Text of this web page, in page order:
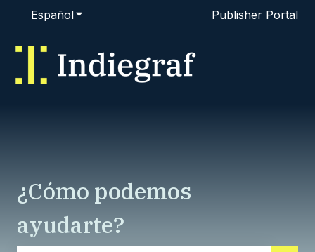
EspañolTraducciones de Mostrar submenú de
Publisher Portal
¿Cómo podemos
ayudarte?